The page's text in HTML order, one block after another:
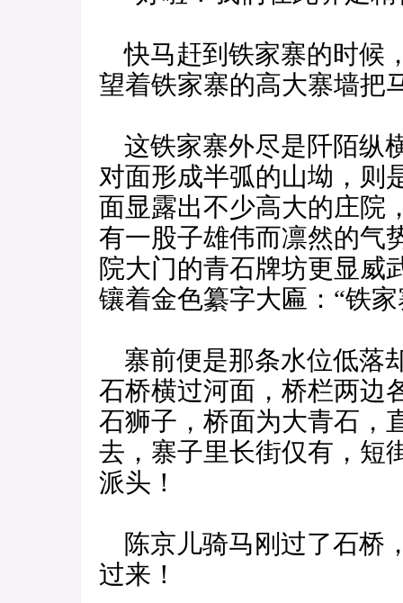
快马赶到铁家寨的时候
望着铁家寨的高大寨墙
这铁家寨外尽是阡陌纵
对面形成半弧的山坳，则
面显露出不少高大的庄院
有一股子雄伟而凛然的气
院大门的青石牌坊更显威
镶着金色纂字大匾：“铁家
寨前便是那条水位低落
石桥横过河面，桥栏两边
石狮子，桥面为大青石，
去，寨子里长街仅有，短
派头！
陈京儿骑马刚过了石桥
过来！